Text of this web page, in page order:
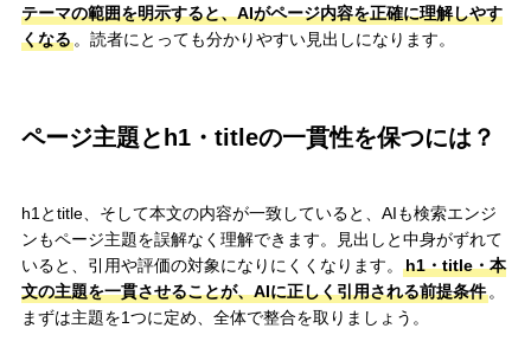
テーマの範囲を明示すると、AIがページ内容を正確に理解しやす
くなる。読者にとっても分かりやすい見出しになります。
ページ主題とh1・titleの一貫性を保つには？
h1とtitle、そして本文の内容が一致していると、AIも検索エンジ
ンもページ主題を誤解なく理解できます。見出しと中身がずれて
いると、引用や評価の対象になりにくくなります。
h1・title・本
文の主題を一貫させることが、AIに正しく引用される前提条件。
まずは主題を1つに定め、全体で整合を取りましょう。